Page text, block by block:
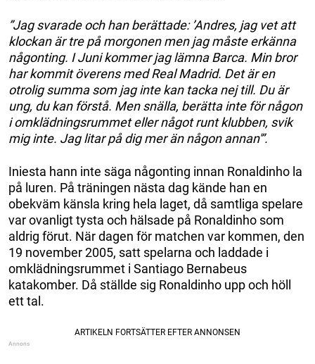
”Jag svarade och han berättade: ’Andres, jag vet att
klockan är tre på morgonen men jag måste erkänna
någonting. I Juni kommer jag lämna Barca. Min bror
har kommit överens med Real Madrid. Det är en
otrolig summa som jag inte kan tacka nej till. Du är
ung, du kan förstå. Men snälla, berätta inte för någon
i omklädningsrummet eller något runt klubben, svik
mig inte. Jag litar på dig mer än någon annan'”.
Iniesta hann inte säga någonting innan Ronaldinho la
på luren. På träningen nästa dag kände han en
obekväm känsla kring hela laget, då samtliga spelare
var ovanligt tysta och hälsade på Ronaldinho som
aldrig förut. När dagen för matchen var kommen, den
19 november 2005, satt spelarna och laddade i
omklädningsrummet i Santiago Bernabeus
katakomber. Då ställde sig Ronaldinho upp och höll
ett tal.